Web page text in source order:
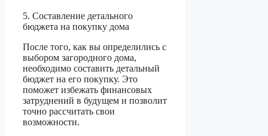
5. Составление детального
бюджета на покупку дома
После того, как вы определились с
выбором загородного дома,
необходимо составить детальный
бюджет на его покупку. Это
поможет избежать финансовых
затруднений в будущем и позволит
точно рассчитать свои
возможности.